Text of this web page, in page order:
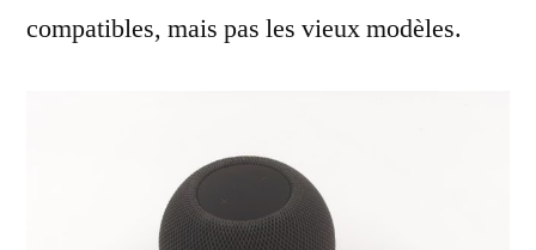
compatibles, mais pas les vieux modèles.